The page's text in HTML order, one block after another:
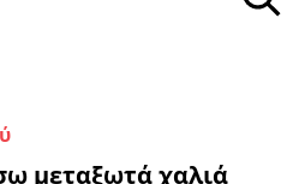
μεταξωτά χαλιά